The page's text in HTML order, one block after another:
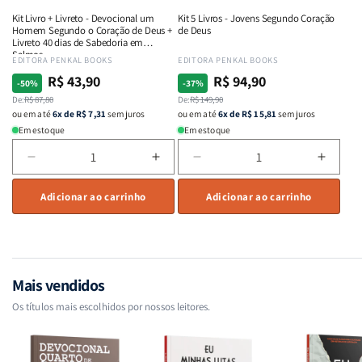
Deus
-
Clara
Menezes
Deus
Clara
Menezes
Kit Livro + Livreto - Devocional um
Homem Segundo o Coração de Deus +
Livreto 40 dias de Sabedoria em
Salmos
Fornecedor:
EDITORA PENKAL BOOKS
-50%
Preço
normal
De:R$ 87,80
Preço
promocional
R$ 43,90
ou em até6x de R$ 7,31 sem juros
Em estoque
a
quantidade
de
Livreto
-
um
Homem
Aumentar
a
quantidade
de
um
Homem
Adicionar ao carrinho
Kit 5 Livros - Jovens Segundo Coração
de Deus
Fornecedor:
EDITORA PENKAL BOOKS
-37%
Preço
normal
De:R$ 149,90
Preço
promocional
R$ 94,90
ou em até6x de R$ 15,81 sem juros
Em estoque
a
quantidade
de
de
a
de
de
Adicionar ao carrinho
Mais vendidos
Os títulos mais escolhidos por nossos leitores.